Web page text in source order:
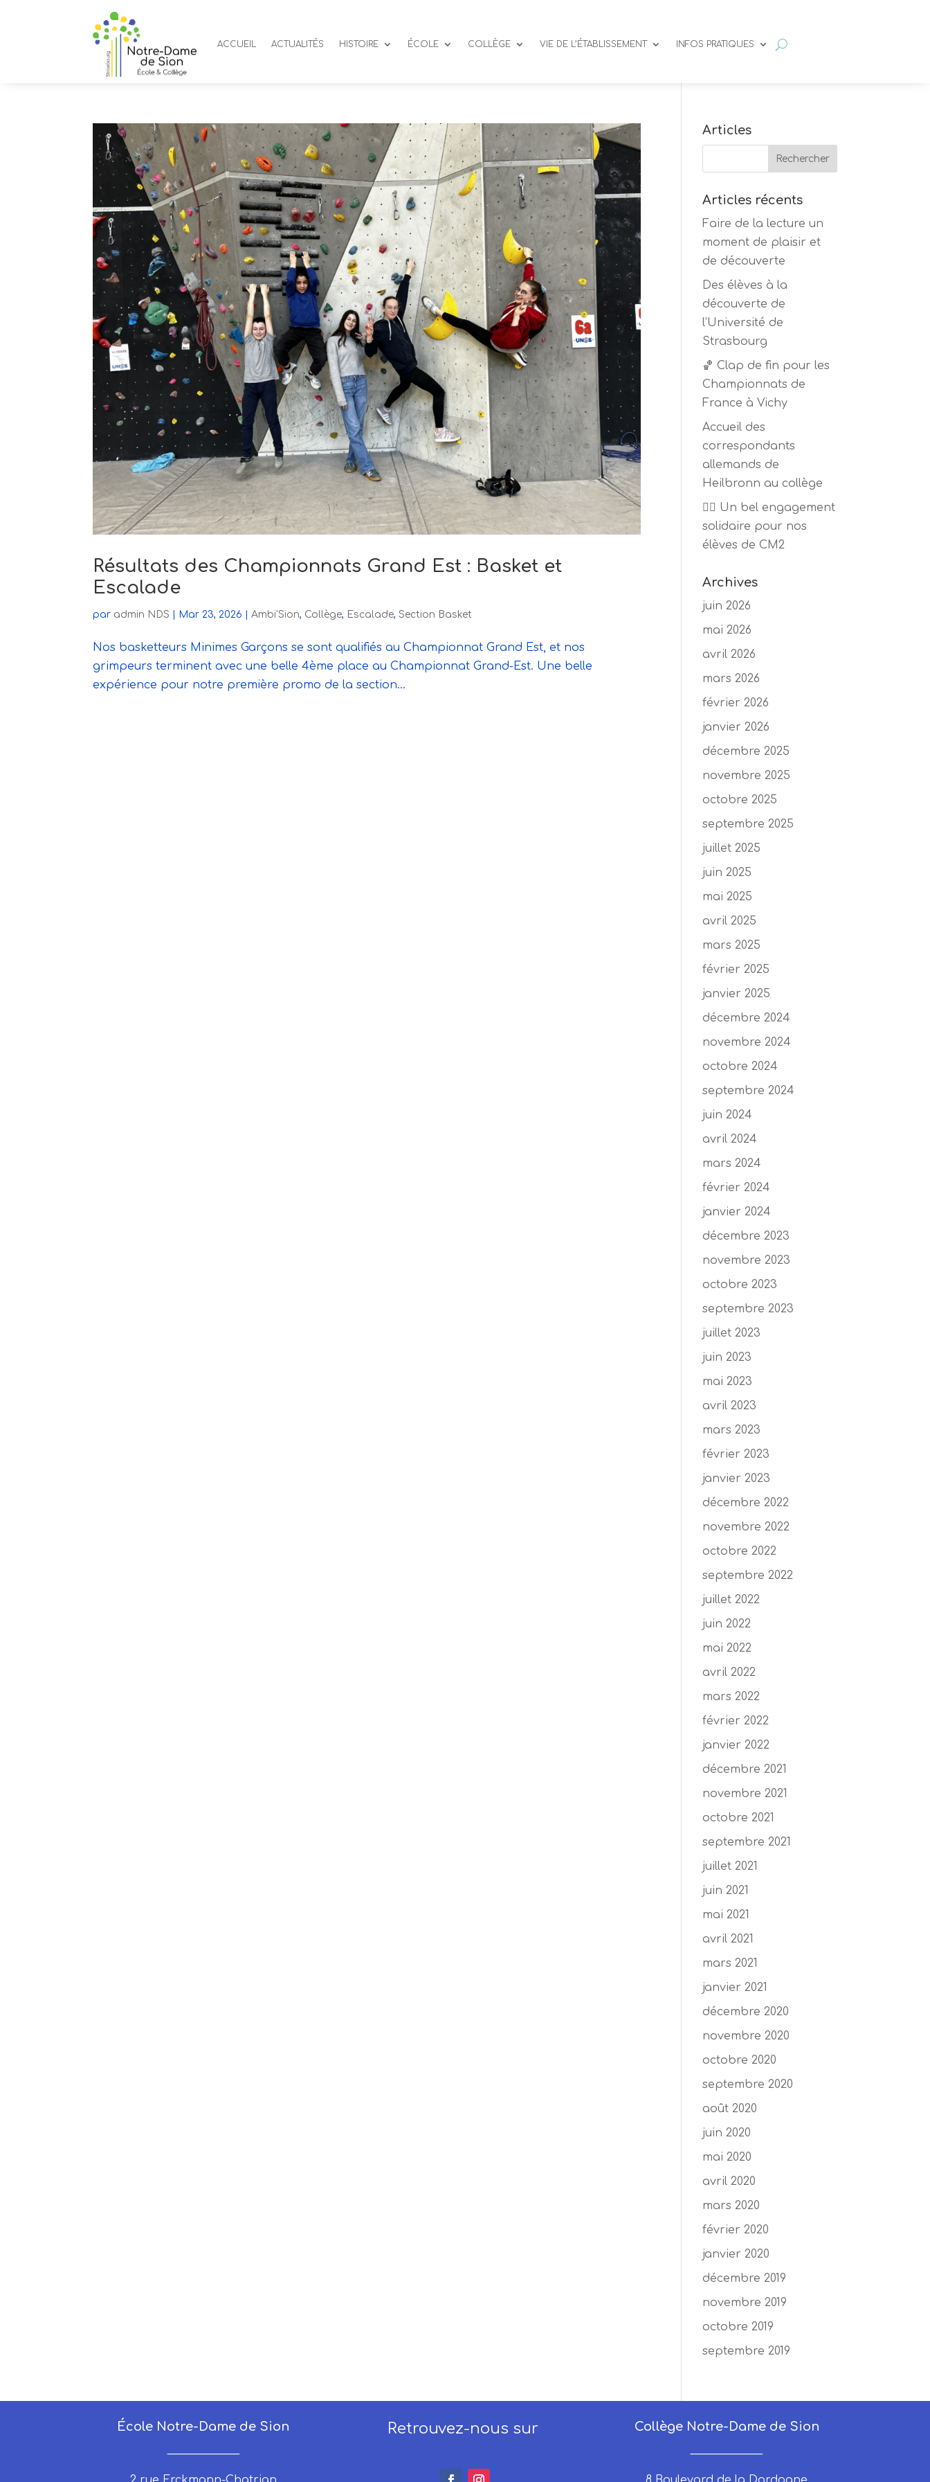
ACCUEIL ACTUALITÉS HISTOIRE ÉCOLE COLLÈGE VIE DE L’ÉTABLISSEMENT INFOS PRATIQUES
Résultats des Championnats Grand Est : Basket et
Escalade
par admin NDS | Mar 23, 2026 |Ambi'Sion, Collège, Escalade,Section Basket
Nos basketteurs Minimes Garçons se sont qualifiés au Championnat Grand Est, et nos
grimpeurs terminent avec une belle 4ème place au Championnat Grand-Est. Une belle
expérience pour notre première promo de la section...
Articles
Articles récents
Faire de la lecture un
moment de plaisir et
de découverte
Des élèves à la
découverte de
l’Université de
Strasbourg
🏀 Clap de fin pour les
Championnats de
France à Vichy
Accueil des
correspondants
allemands de
Heilbronn au collège
🏃‍♂️ Un bel engagement
solidaire pour nos
élèves de CM2
Archives
juin 2026
mai 2026
avril 2026
mars 2026
février 2026
janvier 2026
décembre 2025
novembre 2025
octobre 2025
septembre 2025
juillet 2025
juin 2025
mai 2025
avril 2025
mars 2025
février 2025
janvier 2025
décembre 2024
novembre 2024
octobre 2024
septembre 2024
juin 2024
avril 2024
mars 2024
février 2024
janvier 2024
décembre 2023
novembre 2023
octobre 2023
septembre 2023
juillet 2023
juin 2023
mai 2023
avril 2023
mars 2023
février 2023
janvier 2023
décembre 2022
novembre 2022
octobre 2022
septembre 2022
juillet 2022
juin 2022
mai 2022
avril 2022
mars 2022
février 2022
janvier 2022
décembre 2021
novembre 2021
octobre 2021
septembre 2021
juillet 2021
juin 2021
mai 2021
avril 2021
mars 2021
janvier 2021
décembre 2020
novembre 2020
octobre 2020
septembre 2020
août 2020
juin 2020
mai 2020
avril 2020
mars 2020
février 2020
janvier 2020
décembre 2019
novembre 2019
octobre 2019
septembre 2019
École Notre-Dame de Sion Retrouvez-nous sur Collège Notre-Dame de Sion